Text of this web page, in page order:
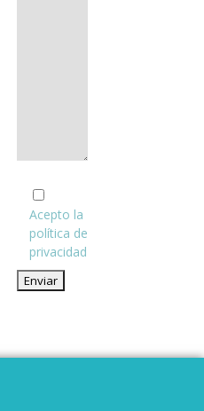
Acepto la
política de
privacidad